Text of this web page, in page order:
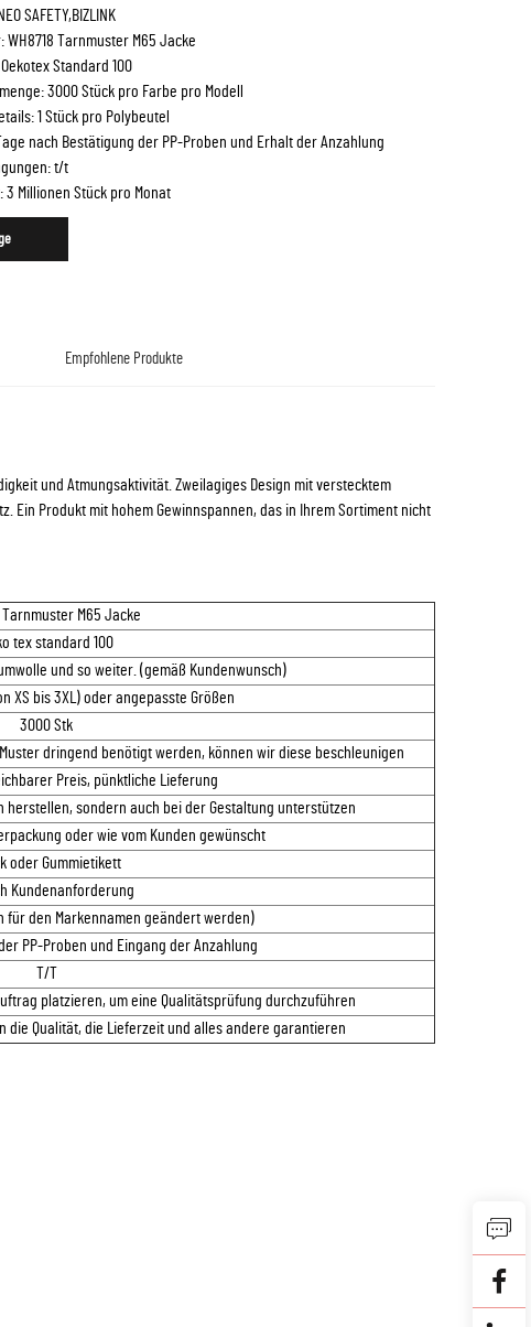
SAFETY,BIZLINK
WH8718 Tarnmuster M65 Jacke
Standard 100
3000 Stück pro Farbe pro Modell
1 Stück pro Polybeutel
nach Bestätigung der PP-Proben und Erhalt der Anzahlung
t/t
3 Millionen Stück pro Monat
Empfohlene Produkte
und Atmungsaktivität. Zweilagiges Design mit verstecktem
Ein Produkt mit hohem Gewinnspannen, das in Ihrem Sortiment nicht
Tarnmuster M65 Jacke
tex standard 100
und so weiter. (gemäß Kundenwunsch)
XS bis 3XL) oder angepasste Größen
3000 Stk
dringend benötigt werden, können wir diese beschleunigen
Preis, pünktliche Lieferung
herstellen, sondern auch bei der Gestaltung unterstützen
oder wie vom Kunden gewünscht
oder Gummietikett
Kundenanforderung
für den Markennamen geändert werden)
PP-Proben und Eingang der Anzahlung
T/T
platzieren, um eine Qualitätsprüfung durchzuführen
die Qualität, die Lieferzeit und alles andere garantieren